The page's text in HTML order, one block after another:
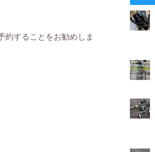
約することをお勧めしま